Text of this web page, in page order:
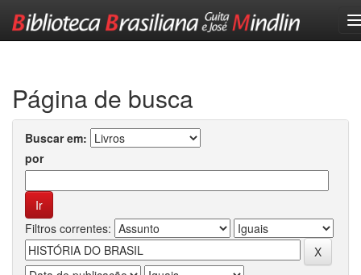
Página de busca
Buscar em:
por
Filtros correntes: